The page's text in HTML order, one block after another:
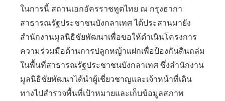
ในการนี้ สถานเอกอัครราชทูตไทย ณ กรุงธากา
สาธารณรัฐประชาชนบังกลาเทศ ได้ประสานมายัง
สำนักงานมูลนิธิชัยพัฒนาเพื่อขอให้ดำเนินโครงการ
ความร่วมมือด้านการปลูกหญ้าแฝกเพื่อป้องกันดินถล่ม
ในพื้นที่สาธารณรัฐประชาชนบังกลาเทศ ซึ่งสำนักงาน
มูลนิธิชัยพัฒนาได้นำผู้เชี่ยวชาญและเจ้าหน้าที่เดิน
ทางไปสำรวจพื้นที่เป้าหมายและเก็บข้อมูลสภาพ